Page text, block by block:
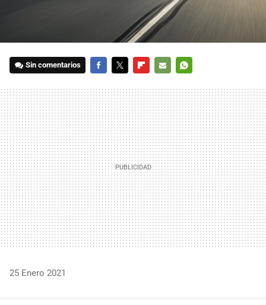
Sin comentarios
MAIL
25 Enero 2021